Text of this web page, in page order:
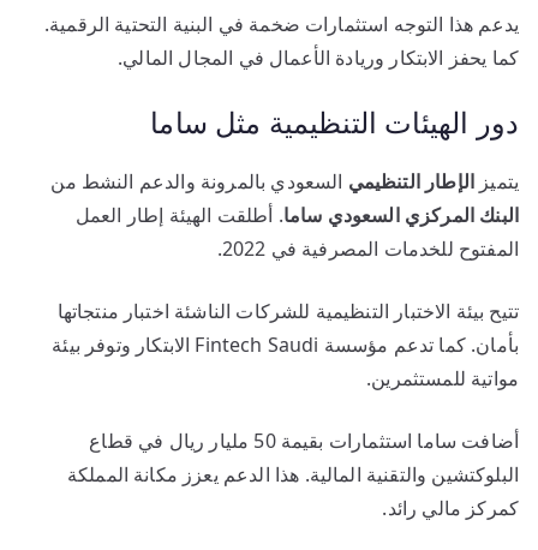
يدعم هذا التوجه استثمارات ضخمة في البنية التحتية الرقمية.
كما يحفز الابتكار وريادة الأعمال في المجال المالي.
دور الهيئات التنظيمية مثل ساما
يتميز الإطار التنظيمي السعودي بالمرونة والدعم النشط من
البنك المركزي السعودي ساما. أطلقت الهيئة إطار العمل
المفتوح للخدمات المصرفية في 2022.
تتيح بيئة الاختبار التنظيمية للشركات الناشئة اختبار منتجاتها
بأمان. كما تدعم مؤسسة Fintech Saudi الابتكار وتوفر بيئة
مواتية للمستثمرين.
أضافت ساما استثمارات بقيمة 50 مليار ريال في قطاع
البلوكتشين والتقنية المالية. هذا الدعم يعزز مكانة المملكة
كمركز مالي رائد.